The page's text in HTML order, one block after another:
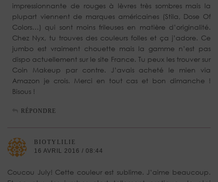
impressionnante de rouges à lèvres très sombres mais la
plupart viennent de marques américaines (Stila, Dose Of
Colors…) qui sont moins frileuses en matière d’originalité.
Chez Nyx, tu trouves des couleurs folles et ça j’adore. Ce
jumbo est vraiment chouette mais la gamme n’est pas
dispo actuellement sur le site France. Tu peux les trouver sur
Coin Makeup par contre. J’avais acheté le mien via
Amazon je crois. Merci en tout cas et bon dimanche !
Bisous !
RÉPONDRE
BIOTYLILIE
16 AVRIL 2016 / 08:44
Coucou July! Cette couleur est sublime. J’aime beaucoup.